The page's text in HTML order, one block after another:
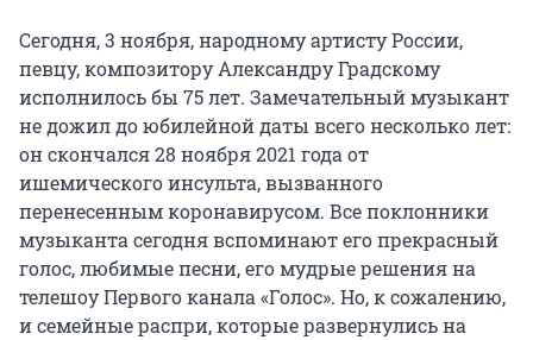
Сегодня, 3 ноября, народному артисту России,
певцу, композитору Александру Градскому
исполнилось бы 75 лет. Замечательный музыкант
не дожил до юбилейной даты всего несколько лет:
он скончался 28 ноября 2021 года от
ишемического инсульта, вызванного
перенесенным коронавирусом. Все поклонники
музыканта сегодня вспоминают его прекрасный
голос, любимые песни, его мудрые решения на
телешоу Первого канала «Голос». Но, к сожалению,
и семейные распри, которые развернулись на